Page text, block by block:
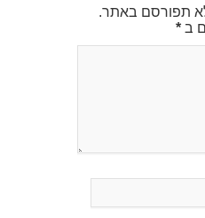
תפורסם באתר.
ב *